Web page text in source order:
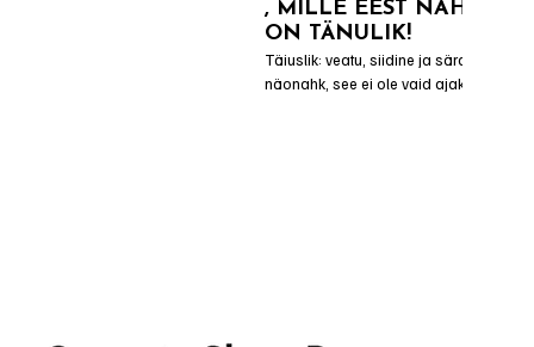
, MILLE EEST NAHK
ON TÄNULIK!
Täiuslik: veatu, siidine ja särav
näonahk, see ei ole vaid ajakirja